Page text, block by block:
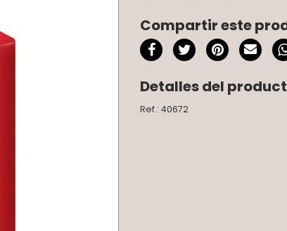
Compartir este
Detalles del
Ref.: 40672